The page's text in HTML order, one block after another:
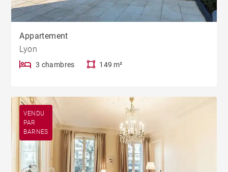
Appartement
Lyon
3 chambres 149 m²
VENDU
PAR
BARNES